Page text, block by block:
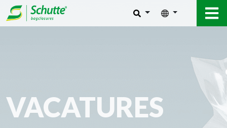
VACATURES